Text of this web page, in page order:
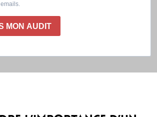
MON AUDIT